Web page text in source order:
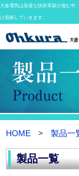
大倉電気は急速な技術革新が進む中
け貢献していきます。
HOME 製品一
製品一覧